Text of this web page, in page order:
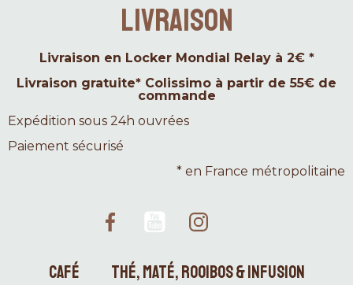
LIVRAISON
Livraison en Locker Mondial Relay à 2€ *
Livraison gratuite* Colissimo à partir de 55€ de
commande
Expédition sous 24h ouvrées
Paiement sécurisé
* en France métropolitaine
CAFÉ
THÉ, MATÉ, ROOIBOS & INFUSION